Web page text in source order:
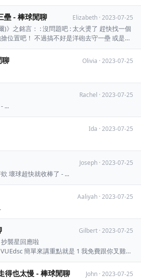
壘 - 棒球閒聊 Elizabeth · 2023-07-25
》之銘言： : 沒問題吧 : 太火燙了 趕快找一個
砲去守一壘 或是打
聊 Olivia · 2023-07-25
Rachel · 2023-07-25
猛打賞… 超車尿布打擊王 - ...
Ida · 2023-07-25
Joseph · 2023-07-25
對龍王的打席 選球超級好欸 壞球超快就收棒了 - ...
Aaliyah · 2023-07-25
...
Gilbert · 2023-07-25
費跟你叉雞打
臉 3不要拉林益....呃我是說小潘出來救援 4給
得也太慢 - 棒球閒聊 John · 2023-07-25